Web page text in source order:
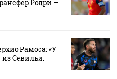
Родри —
Рамоса: «У
Севильи.